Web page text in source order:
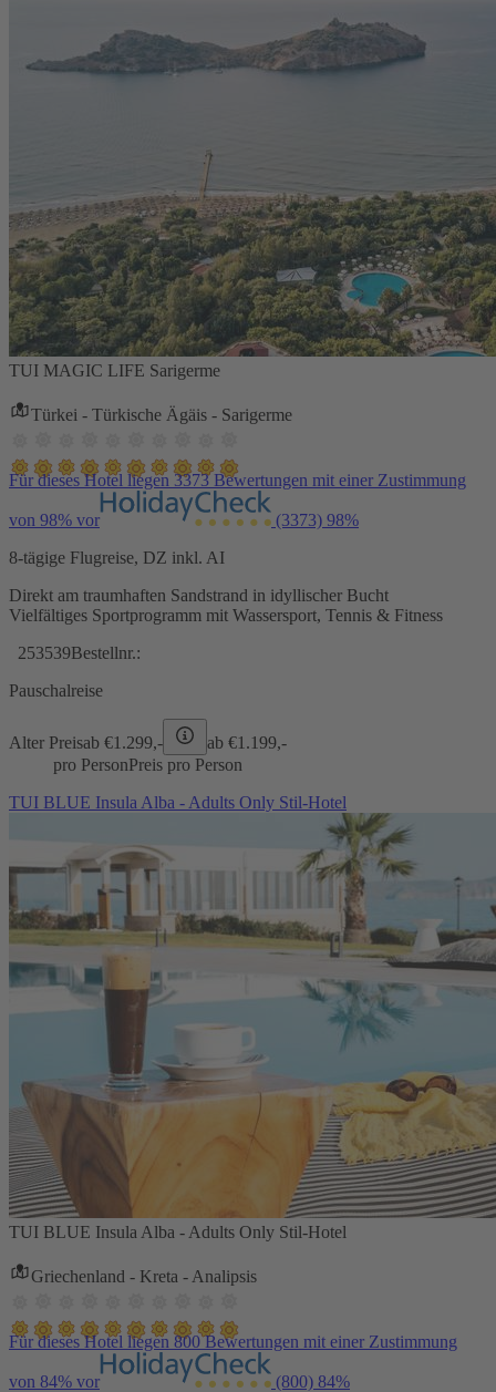
TUI MAGIC LIFE Sarigerme
Türkei - Türkische Ägäis - Sarigerme
Für dieses Hotel liegen 3373 Bewertungen mit einer Zustimmung
von 98% vor (3373) 98%
8-tägige Flugreise, DZ inkl. AI
Direkt am traumhaften Sandstrand in idyllischer Bucht
Vielfältiges Sportprogramm mit Wassersport, Tennis & Fitness
253539Bestellnr.:
Pauschalreise
Alter Preisab €1.299,- ab €1.199,-
pro PersonPreis pro Person
TUI BLUE Insula Alba - Adults Only Stil-Hotel
TUI BLUE Insula Alba - Adults Only Stil-Hotel
Griechenland - Kreta - Analipsis
Für dieses Hotel liegen 800 Bewertungen mit einer Zustimmung
von 84% vor (800) 84%